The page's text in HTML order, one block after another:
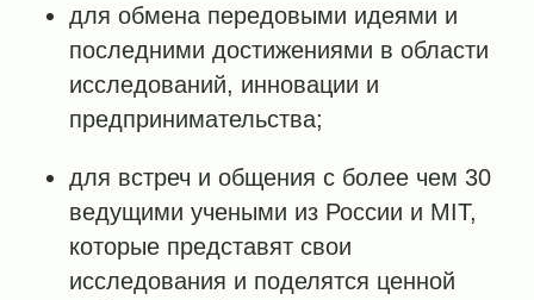
для обмена передовыми идеями и
последними достижениями в области
исследований, инновации и
предпринимательства;
для встреч и общения с более чем 30
ведущими учеными из России и MIT,
которые представят свои
исследования и поделятся ценной